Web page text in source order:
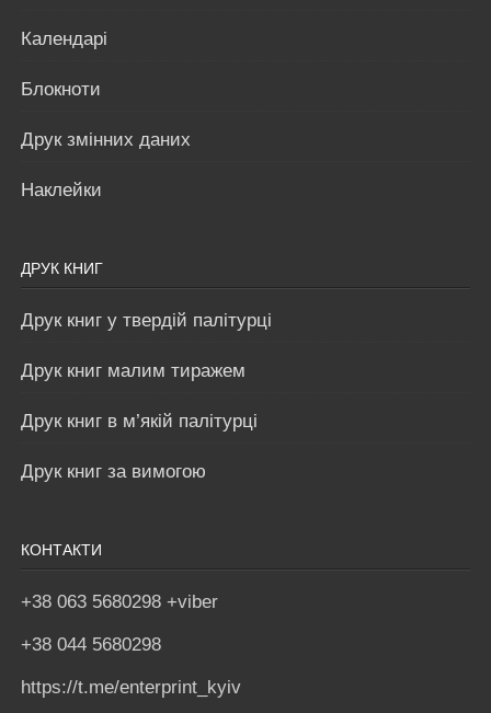
Календарі
Блокноти
Друк змінних даних
Наклейки
ДРУК КНИГ
Друк книг у твердій палітурці
Друк книг малим тиражем
Друк книг в м’якій палітурці
Друк книг за вимогою
КОНТАКТИ
+38 063 5680298 +viber
+38 044 5680298
https://t.me/enterprint_kyiv